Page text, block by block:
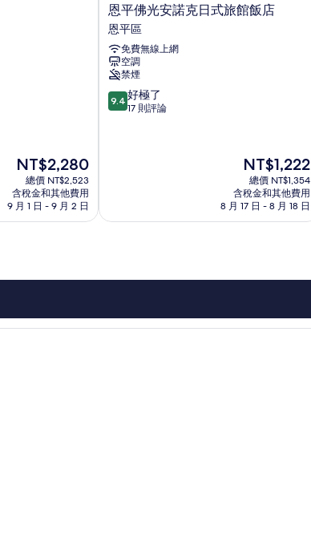
現
在
價
格
為
NT$2,280
總價 NT$2,523
含稅金和其他費用
9 月 1 日 - 9 月 2 日
恩
平
佛
光
安
諾
克
日
區
恩平佛光安諾克日式旅館飯店
恩平區
免費無線上網
空調
禁煙
9.4
分，
17
9.4 好極了
17 則評論
現
在
價
格
為
NT$1,222
總價 NT$1,354
含稅金和其他費用
8 月 17 日 - 8 月 18 日